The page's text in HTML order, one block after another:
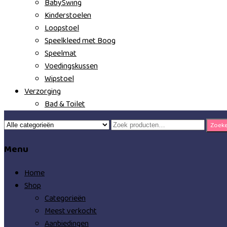
BabySwing
Kinderstoelen
Loopstoel
Speelkleed met Boog
Speelmat
Voedingskussen
Wipstoel
Verzorging
Bad & Toilet
Zoeken
Menu
Home
Shop
Categorieën
Meest verkocht
Aanbiedingen